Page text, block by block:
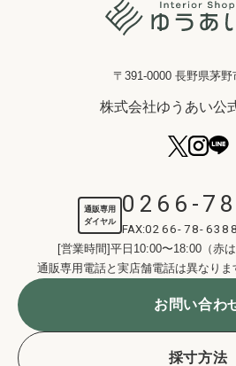
〒391-0000 長野県茅野
株式会社ゆうあい公
通販専用
ダイヤル
0266-
FAX:0266-78-6388
[営業時間]平日10:00〜18:00（赤
通販専用電話と実店舗電話は異なりま
お問い合わ
採寸方法